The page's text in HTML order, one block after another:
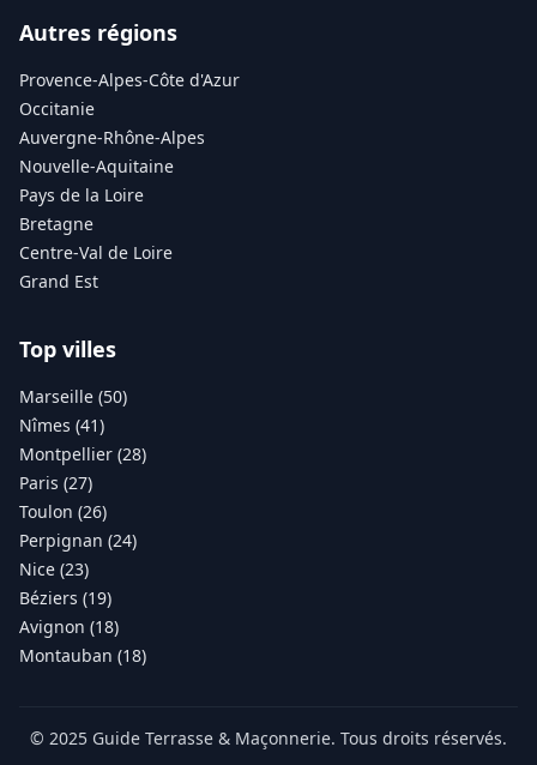
Autres régions
Provence-Alpes-Côte d'Azur
Occitanie
Auvergne-Rhône-Alpes
Nouvelle-Aquitaine
Pays de la Loire
Bretagne
Centre-Val de Loire
Grand Est
Top villes
Marseille (50)
Nîmes (41)
Montpellier (28)
Paris (27)
Toulon (26)
Perpignan (24)
Nice (23)
Béziers (19)
Avignon (18)
Montauban (18)
© 2025 Guide Terrasse & Maçonnerie. Tous droits réservés.